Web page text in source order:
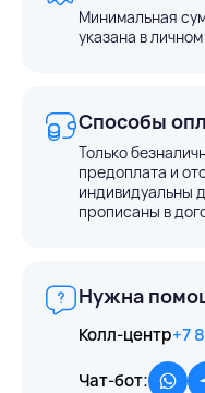
Минимальная
указана в
Способы
Только
предоплата и
индивидуальны
прописаны в
Нужна
Колл-центр+7
Чат-бот: